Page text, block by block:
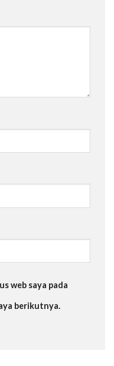
web saya pada
berikutnya.